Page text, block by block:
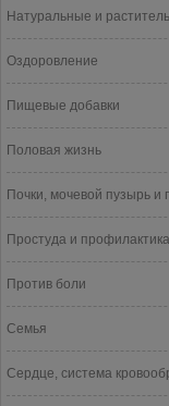
Натуральные и
Оздоровление
Пищевые добавки
Половая жизнь
Почки, мочевой пузырь и
Простуда и профилактика
Против боли
Семья
Сердце, система